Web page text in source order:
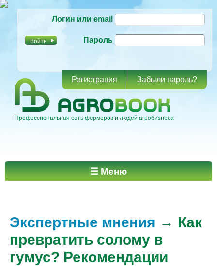
основному
Логин или email
Пароль
Регистрация Забыли пароль?
Профессиональная сеть фермеров и людей агробизнеса
Главное меню ☰ Меню
Экспертные мнения → Как
превратить солому в
гумус? Рекомендации